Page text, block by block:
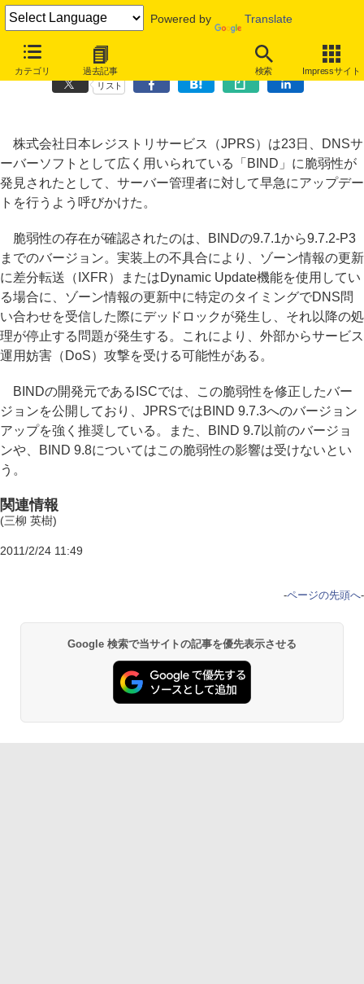
Powered by Translate
カテゴリ 過去記事 検索 Impressサイト
BINDにDoS攻撃の可能性がある脆弱性、修正版へのアップデートを
リスト
株式会社日本レジストリサービス（JPRS）は23日、DNSサ
ーバーソフトとして広く用いられている「BIND」に脆弱性が
発見されたとして、サーバー管理者に対して早急にアップデー
トを行うよう呼びかけた。
脆弱性の存在が確認されたのは、BINDの9.7.1から9.7.2-P3
までのバージョン。実装上の不具合により、ゾーン情報の更新
に差分転送（IXFR）またはDynamic Update機能を使用してい
る場合に、ゾーン情報の更新中に特定のタイミングでDNS問
い合わせを受信した際にデッドロックが発生し、それ以降の処
理が停止する問題が発生する。これにより、外部からサービス
運用妨害（DoS）攻撃を受ける可能性がある。
BINDの開発元であるISCでは、この脆弱性を修正したバー
ジョンを公開しており、JPRSではBIND 9.7.3へのバージョン
アップを強く推奨している。また、BIND 9.7以前のバージョ
ンや、BIND 9.8についてはこの脆弱性の影響は受けないとい
う。
関連情報
(三柳 英樹)
2011/2/24 11:49
-ページの先頭へ-
Google 検索で当サイトの記事を優先表示させる